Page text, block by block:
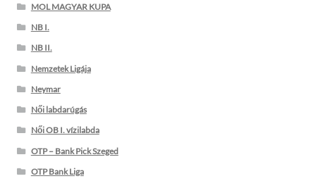
MOL MAGYAR KUPA
NB I.
NB II.
Nemzetek Ligája
Neymar
Női labdarúgás
Női OB I. vízilabda
OTP – Bank Pick Szeged
OTP Bank Liga